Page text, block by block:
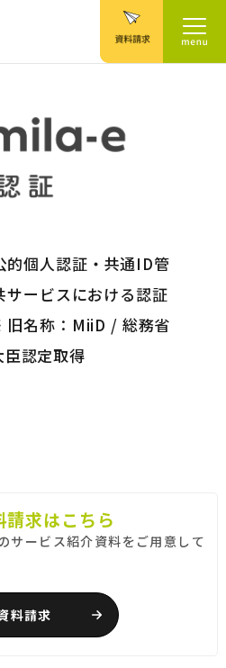
個人認証・共通ID管
サービスにおける認証
名称：MiiD / 総務省
臣認定取得
求はこちら
サービス紹介資料をご用意して
料請求